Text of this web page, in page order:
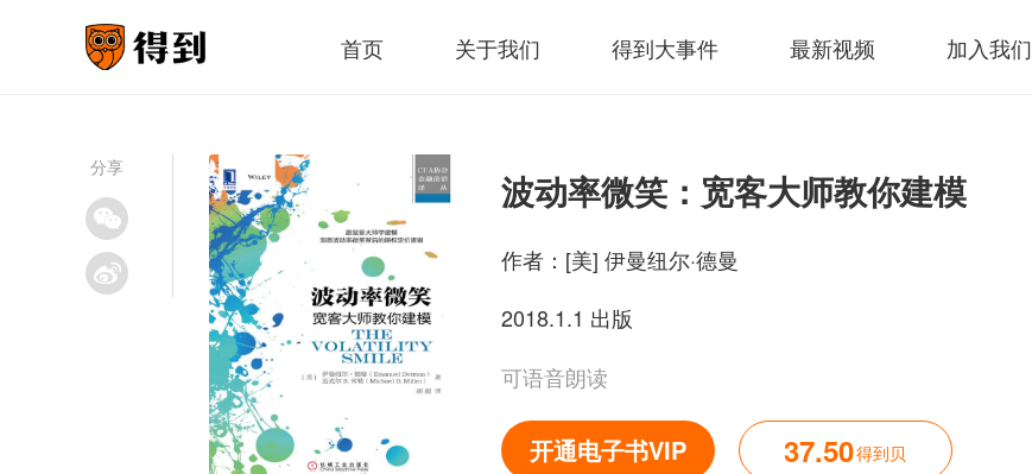
首页 关于我们 得到大事件 最新视频 加入我们
分享
波动率微笑：宽客大师教你建模
作者： [美] 伊曼纽尔·德曼
2018.1.1 出版
可语音朗读
开通电子书VIP 37.50得到贝